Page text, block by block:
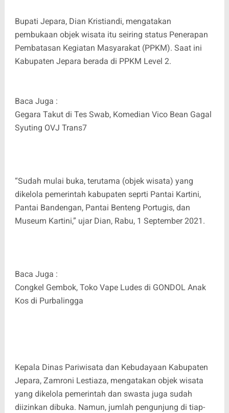
Bupati Jepara, Dian Kristiandi, mengatakan
pembukaan objek wisata itu seiring status Penerapan
Pembatasan Kegiatan Masyarakat (PPKM). Saat ini
Kabupaten Jepara berada di PPKM Level 2.
Baca Juga :
Gegara Takut di Tes Swab, Komedian Vico Bean Gagal
Syuting OVJ Trans7
“Sudah mulai buka, terutama (objek wisata) yang
dikelola pemerintah kabupaten seprti Pantai Kartini,
Pantai Bandengan, Pantai Benteng Portugis, dan
Museum Kartini,” ujar Dian, Rabu, 1 September 2021.
Baca Juga :
Congkel Gembok, Toko Vape Ludes di GONDOL Anak
Kos di Purbalingga
Kepala Dinas Pariwisata dan Kebudayaan Kabupaten
Jepara, Zamroni Lestiaza, mengatakan objek wisata
yang dikelola pemerintah dan swasta juga sudah
diizinkan dibuka. Namun, jumlah pengunjung di tiap-